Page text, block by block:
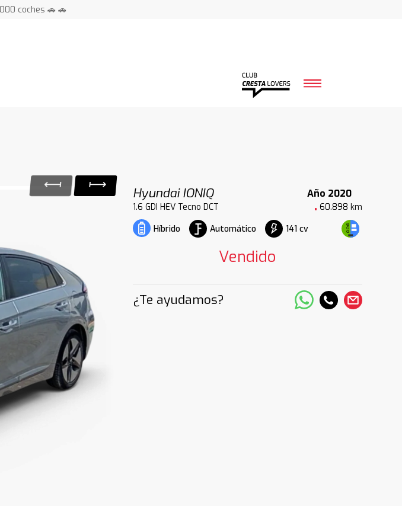
coches 🚗 🚗
Hyundai IONIQ
Año 2020
1.6 GDI HEV Tecno DCT
60.898 km
Híbrido
Automático 141 cv
Vendido
¿Te ayudamos?